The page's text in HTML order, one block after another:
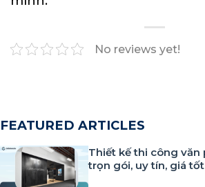
No reviews yet!
FEATURED ARTICLES
Thiết kế thi công văn
trọn gói, uy tín, giá tốt